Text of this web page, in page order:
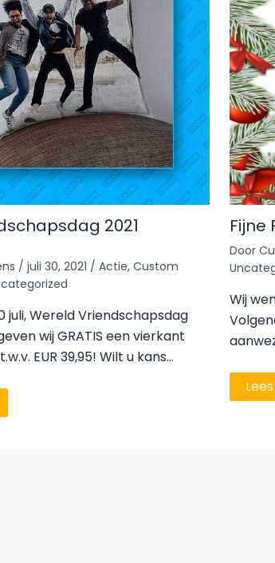
2021
/ juli 30, 2021 / Actie, Custom
juli, Wereld Vriendschapsdag
wij GRATIS een vierkant
EUR 39,95! Wilt u kans…
Fijne
Door
Wij